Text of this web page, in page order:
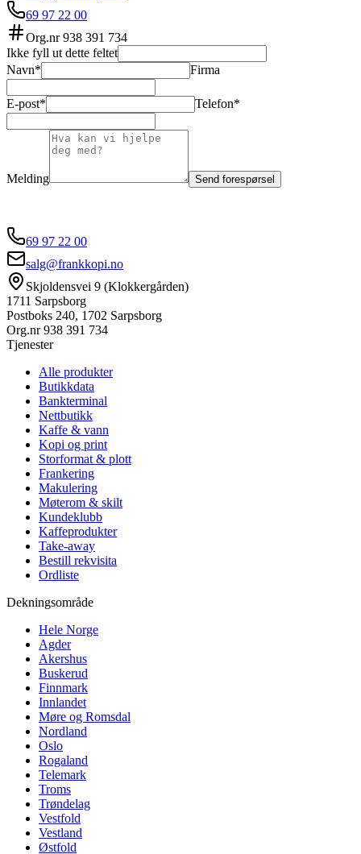
69 97 22 00
Org.nr938 391 734
Ikke fyll ut dette feltet
Navn*
Firma
E-post* Telefon*
Melding Send forespørsel
69 97 22 00
salg@frankkopi.no
Skjoldensvei 9 (Klokkergården)
1711 Sarpsborg
Postboks 240, 1702 Sarpsborg
Org.nr938 391 734
Tjenester
Alle produkter
Butikkdata
Bankterminal
Nettbutikk
Kaffe & vann
Kopi og print
Storformat & plott
Frankering
Makulering
Møterom & skilt
Kundeklubb
Kaffeprodukter
Take-away
Bestill rekvisita
Ordliste
Dekningsområde
Hele Norge
Agder
Akershus
Buskerud
Finnmark
Innlandet
Møre og Romsdal
Nordland
Oslo
Rogaland
Telemark
Troms
Trøndelag
Vestfold
Vestland
Østfold